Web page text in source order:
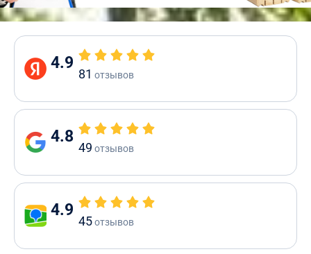
4.9
81 отзывов
4.8
49 отзывов
4.9
45отзывов